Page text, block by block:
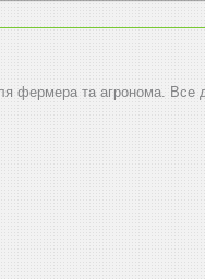
фермера та агронома. Все